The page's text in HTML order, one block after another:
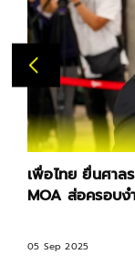
เพื่อไทย ยื่นศาล
MOA ส่อครอบง
05 Sep 2025